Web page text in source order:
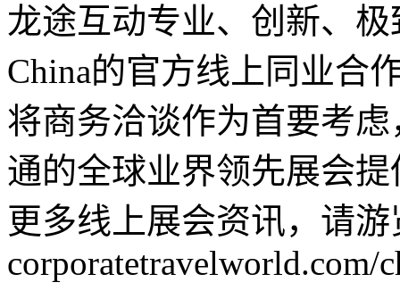
龙途互动专业、创新、
China的官方线上同业合
将商务洽谈作为首要考
通的全球业界领先展会
更多线上展会资讯，请游
corporatetravelworld.com/